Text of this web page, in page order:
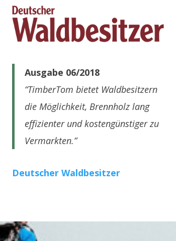
Ausgabe 06/2018
“TimberTom bietet Waldbesitzern
die Möglichkeit, Brennholz lang
effizienter und kostengünstiger zu
Vermarkten.”
Deutscher Waldbesitzer